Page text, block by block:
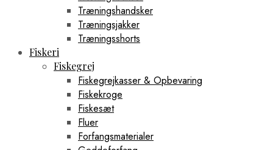
Træningshandsker
Træningsjakker
Træningsshorts
Fiskeri
Fiskegrej
Fiskegrejkasser & Opbevaring
Fiskekroge
Fiskesæt
Fluer
Forfangsmaterialer